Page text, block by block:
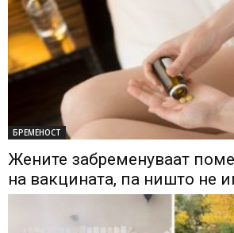
БРЕМЕНОСТ
Жените забременуваат
на вакцината, па ништо не